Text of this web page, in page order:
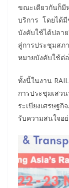
ขณะเดียวกันก็มี
บริการ โดยได้
บังคับใช้ได้ปลา
สู่การประชุมสภ
หมายบังคับใช้ต่
ทั้งนี้ในงาน
การประชุมเสว
ระเบียงเศรษฐ
รับความสนใจอ